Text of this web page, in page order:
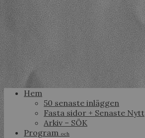
Hem
50 senaste inläggen
Fasta sidor + Senaste Nytt
Arkiv – SÖK
Program och